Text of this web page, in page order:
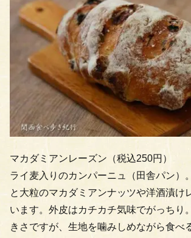
マカダミアンレーズン（税込250円）
ライ麦入りのカンパーニュ（田舎パン）
と大粒のマカダミアンナッツや洋酒漬け
います。外皮はカチカチ気味でがっちり
きさですが、生地を噛みしめながら食べ